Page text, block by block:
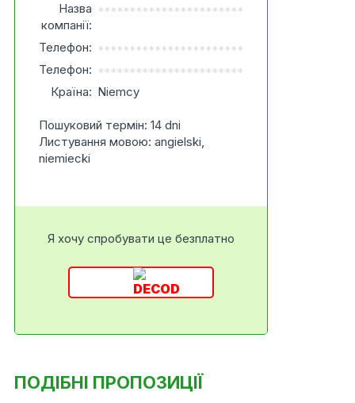
Назва
компанії:
***********************
Телефон: ***********************
Телефон: ***********************
Країна: Niemcy
Пошуковий термін: 14 dni
Листування мовою: angielski,
niemiecki
Я хочу спробувати це безплатно
ПОДІБНІ ПРОПОЗИЦІЇ